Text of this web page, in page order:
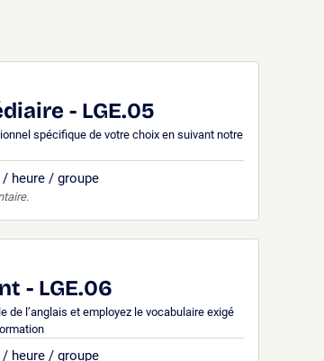
- LGE.05
spécifique de votre choix en suivant notre
heure / groupe
- LGE.06
l’anglais et employez le vocabulaire exigé
heure / groupe